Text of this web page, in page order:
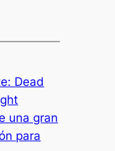
Dead
una gran
para